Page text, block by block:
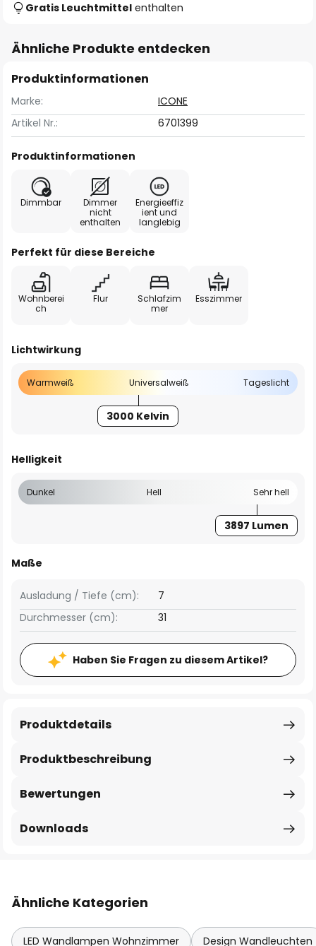
Gratis Leuchtmittel enthalten
Ähnliche Produkte entdecken
Produktinformationen
Marke:
ICONE
Artikel Nr.:
6701399
Produktinformationen
Dimmbar
Dimmer
nicht
enthalten
Energieeffiz
ient und
langlebig
Perfekt für diese Bereiche
Wohnberei
ch
Flur
Schlafzim
mer
Esszimmer
Lichtwirkung
Warmweiß Universalweiß Tageslicht
3000 Kelvin
Helligkeit
Dunkel Hell Sehr hell
3897 Lumen
Maße
Ausladung / Tiefe (cm):
7
Durchmesser (cm):
31
Haben Sie Fragen zu diesem Artikel?
Produktbeschreibung
Produktdetails
Bewertungen
Downloads
Ähnliche Kategorien
LED Wandlampen Wohnzimmer Design Wandleuchten